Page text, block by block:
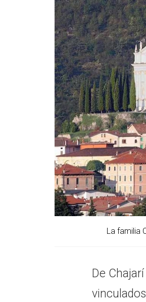
La familia
De